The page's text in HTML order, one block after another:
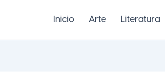
Inicio Arte Literatura